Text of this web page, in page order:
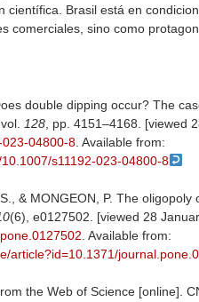
científica. Brasil está en
comerciales, sino como
double dipping occur? The
128 , pp. 4151–4168. [viewed
04800-8 . Available from:
s11192-023-04800-8
& MONGEON, P. The
(6), e0127502. [viewed 28
. Available from:
article?id=10.1371/
the Web of Science [online].